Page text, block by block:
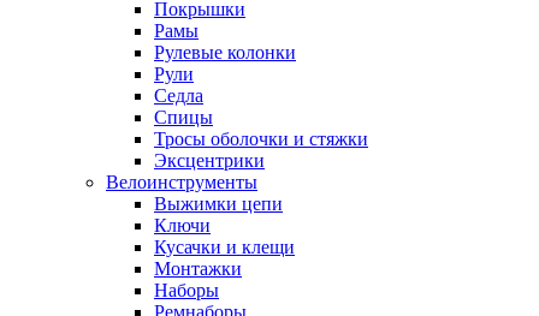
Покрышки
Рамы
Рулевые колонки
Рули
Седла
Спицы
Тросы оболочки и стяжки
Эксцентрики
Велоинструменты
Выжимки цепи
Ключи
Кусачки и клещи
Монтажки
Наборы
Ремнаборы